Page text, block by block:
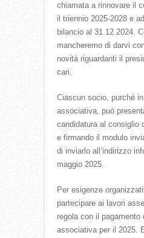
chiamata a rinnovare il
il triennio 2025-2028 e
bilancio al 31.12.2024.
mancheremo di darvi
novità riguardanti il
cari.
Ciascun socio, purché
associativa, può
candidatura al consiglio
e firmando il modulo
di inviarlo all’indirizzo
maggio 2025.
Per esigenze
partecipare ai lavori
regola con il pagamento
associativa per il 2025.